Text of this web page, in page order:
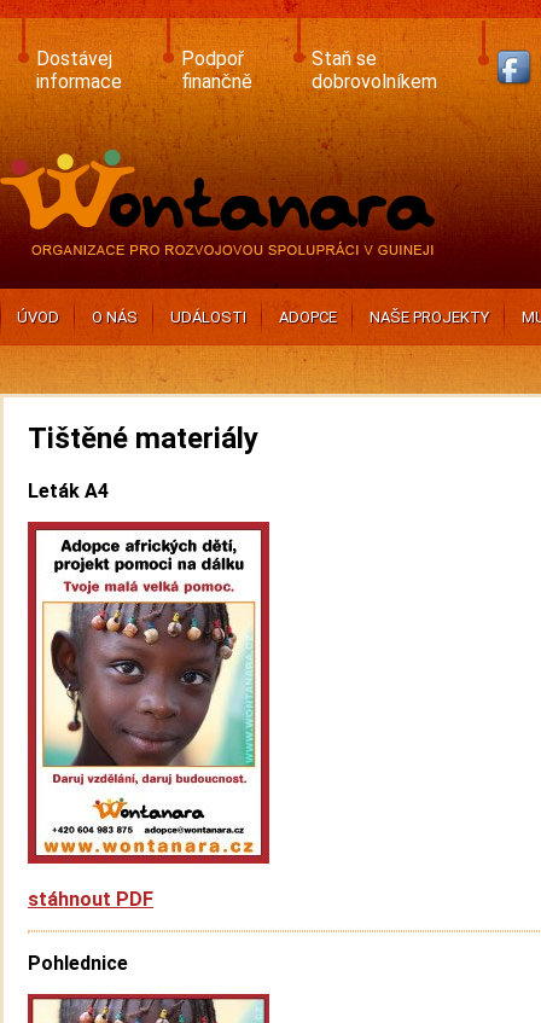
Skip
main
content
Dostávej
informace
Podpoř
finančně
Staň se
dobrovolníkem
ÚVOD O NÁS UDÁLOSTI ADOPCE NAŠE PROJEKTY
Tištěné materiály
Leták A4
stáhnout PDF
Pohlednice